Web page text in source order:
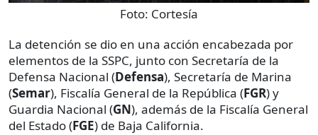
Foto: Cortesía
La detención se dio en una acción encabezada por
elementos de la SSPC, junto con Secretaría de la
Defensa Nacional (Defensa), Secretaría de Marina
(Semar), Fiscalía General de la República (FGR) y
Guardia Nacional (GN), además de la Fiscalía General
del Estado (FGE) de Baja California.